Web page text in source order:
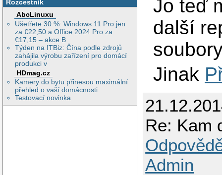
Rozcestník
AbcLinuxu
Ušetřete 30 %: Windows 11 Pro jen
za €22,50 a Office 2024 Pro za
€17,15 – akce B
Týden na ITBiz: Čína podle zdrojů
zahájila výrobu zařízení pro domácí
produkci v
HDmag.cz
Kamery do bytu přinesou maximální
přehled o vaší domácnosti
Testovací novinka
Jo teď
další
Jinak
Re: Kam
Admin